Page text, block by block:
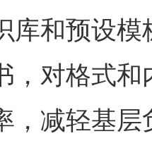
库和预设
，对格式
，减轻基层